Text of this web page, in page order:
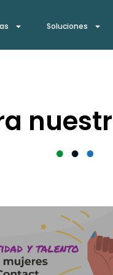
Soluciones
G
A
G
P
A
G